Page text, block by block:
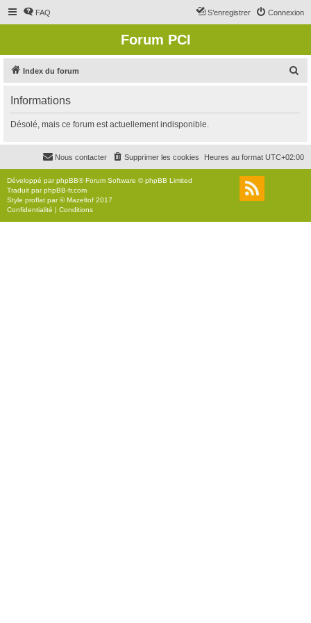
FAQ Connexion
S’enregistrer
Forum PCI
Index du forum
r
c
r
Informations
Désolé, mais ce forum est actuellement indisponible.
Heures au format UTC+02:00
Supprimer les cookies
Nous contacter
Développé parphpBB® Forum Software © phpBB Limited
Traduit parphpBB-fr.com
Style proflat par ©Mazeltof 2017
Confidentialité | Conditions